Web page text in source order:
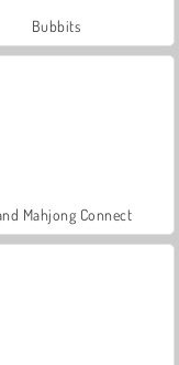
Bubbits
Mahjong Connect